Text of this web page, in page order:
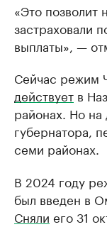
«Это
застраховали
выплаты», —
Сейчас режим
действует в
районах. Но
губернатора,
семи районах.
В 2024 году
был введен в
Сняли его 31